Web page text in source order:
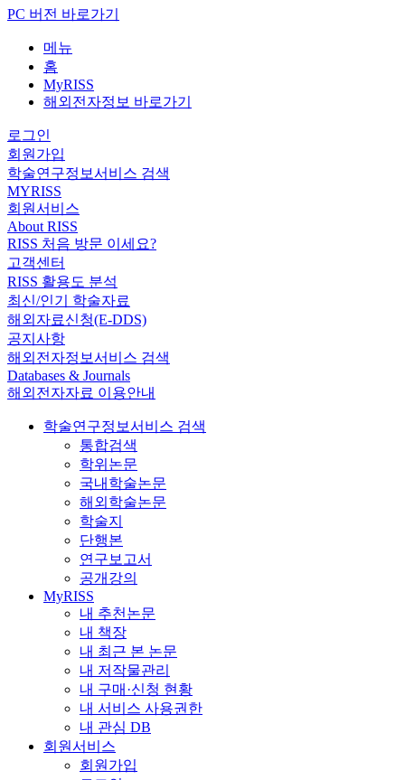
PC 버전 바로가기
메뉴
홈
MyRISS
해외전자정보 바로가기
로그인
회원가입
학술연구정보서비스 검색
MYRISS
회원서비스
About RISS
RISS 처음 방문 이세요?
고객센터
RISS 활용도 분석
최신/인기 학술자료
해외자료신청(E-DDS)
공지사항
해외전자정보서비스 검색
Databases & Journals
해외전자자료 이용안내
학술연구정보서비스 검색
통합검색
학위논문
국내학술논문
해외학술논문
학술지
단행본
연구보고서
공개강의
MyRISS
내 추천논문
내 책장
내 최근 본 논문
내 저작물관리
내 구매·신청 현황
내 서비스 사용권한
내 관심 DB
회원서비스
회원가입